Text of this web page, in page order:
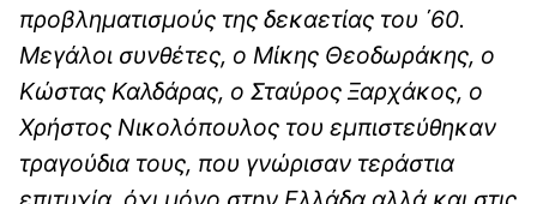
προβληματισμούς της δεκαετίας του ΄60.
Μεγάλοι συνθέτες, ο Μίκης Θεοδωράκης, ο
Κώστας Καλδάρας, ο Σταύρος Ξαρχάκος, ο
Χρήστος Νικολόπουλος του εμπιστεύθηκαν
τραγούδια τους, που γνώρισαν τεράστια